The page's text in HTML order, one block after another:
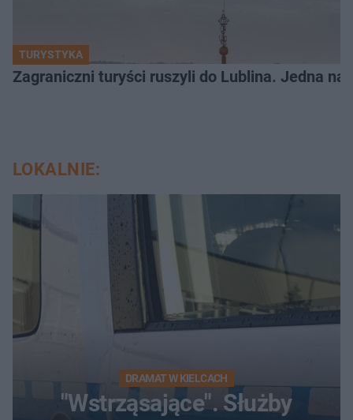
TURYSTYKA
Zagraniczni turyści ruszyli do Lublina. Jedna
LOKALNIE:
DRAMAT W KIELCACH
"Wstrząsające". Służby